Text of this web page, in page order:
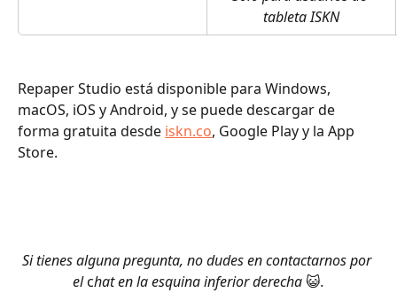
tableta ISKN
Repaper Studio está disponible para Windows,
macOS, iOS y Android, y se puede descargar de
forma gratuita desde iskn.co, Google Play y la App
Store.
Si tienes alguna pregunta, no dudes en contactarnospor
el chat en la esquina inferior derecha 😺.